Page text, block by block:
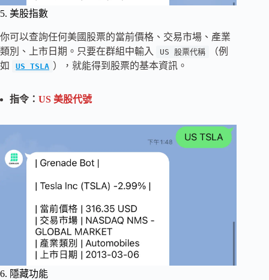
5. 美股指數
你可以查詢任何美國股票的當前價格、交易市場、產業
類別、上市日期。只要在群組中輸入
US 股票代稱
（例
如
US TSLA ），就能得到股票的基本資訊。
指令： US 美股代號
6. 隱藏功能